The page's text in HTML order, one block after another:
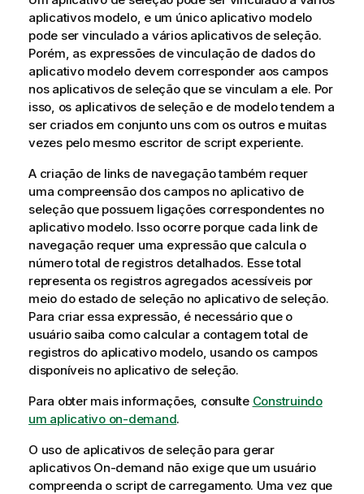
aplicativos modelo, e um único aplicativo modelo
pode ser vinculado a vários aplicativos de seleção.
Porém, as expressões de vinculação de dados do
aplicativo modelo devem corresponder aos campos
nos aplicativos de seleção que se vinculam a ele. Por
isso, os aplicativos de seleção e de modelo tendem a
ser criados em conjunto uns com os outros e muitas
vezes pelo mesmo escritor de script experiente.
A criação de links de navegação também requer
uma compreensão dos campos no aplicativo de
seleção que possuem ligações correspondentes no
aplicativo modelo. Isso ocorre porque cada link de
navegação requer uma expressão que calcula o
número total de registros detalhados. Esse total
representa os registros agregados acessíveis por
meio do estado de seleção no aplicativo de seleção.
Para criar essa expressão, é necessário que o
usuário saiba como calcular a contagem total de
registros do aplicativo modelo, usando os campos
disponíveis no aplicativo de seleção.
Para obter mais informações, consulte Construindo
um aplicativo on-demand.
O uso de aplicativos de seleção para gerar
aplicativos On-demand não exige que um usuário
compreenda o script de carregamento. Uma vez que